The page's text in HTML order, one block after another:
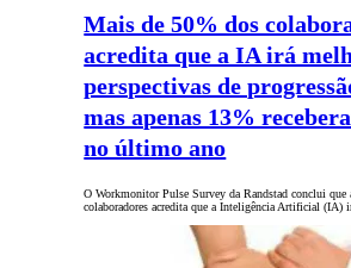
Mais de 50% dos
acredita que a IA irá
perspectivas de
mas apenas 13%
no último ano
O Workmonitor Pulse Survey da Randstad conclui que
colaboradores acredita que a Inteligência Artificial (IA)